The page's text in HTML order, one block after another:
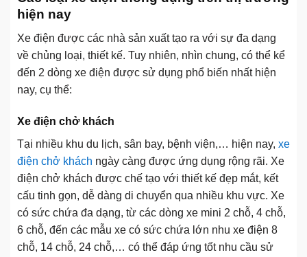
hiện nay
Xe điện được các nhà sản xuất tạo ra với sự đa dạng
về chủng loại, thiết kế. Tuy nhiên, nhìn chung, có thể kể
đến 2 dòng xe điện được sử dụng phổ biến nhất hiện
nay, cụ thể:
Xe điện chở khách
Tại nhiều khu du lịch, sân bay, bệnh viện,… hiện nay, xe
điện chở khách ngày càng được ứng dụng rộng rãi. Xe
điện chở khách được chế tạo với thiết kế đẹp mắt, kết
cấu tinh gọn, dễ dàng di chuyển qua nhiều khu vực. Xe
có sức chứa đa dạng, từ các dòng xe mini 2 chỗ, 4 chỗ,
6 chỗ, đến các mẫu xe có sức chứa lớn nhu xe điện 8
chỗ, 14 chỗ, 24 chỗ,… có thể đáp ứng tốt nhu cầu sử